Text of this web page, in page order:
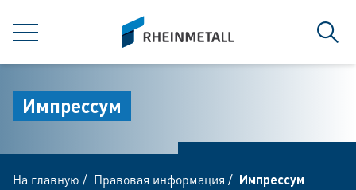
МЕНЮ
siteLogo
Импрессум
На главную / Правовая информация / Импрессум